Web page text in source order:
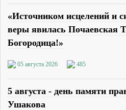
«Источником исцелений и
веры явилась Почаевская
Богородица!»
05 августа 2026 485
5 августа - день памяти
Ушакова